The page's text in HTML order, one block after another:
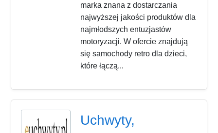
marka znana z dostarczania
najwyższej jakości produktów dla
najmłodszych entuzjastów
motoryzacji. W ofercie znajdują
się samochody retro dla dzieci,
które łączą...
Uchwyty,